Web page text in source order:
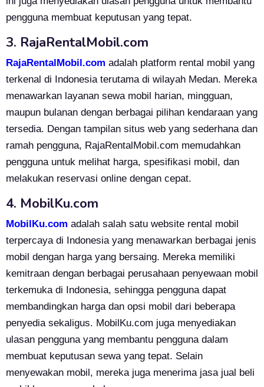
pengguna membuat keputusan yang tepat.
3. RajaRentalMobil.com
RajaRentalMobil.com adalah platform rental mobil yang
terkenal di Indonesia terutama di wilayah Medan. Mereka
menawarkan layanan sewa mobil harian, mingguan,
maupun bulanan dengan berbagai pilihan kendaraan yang
tersedia. Dengan tampilan situs web yang sederhana dan
ramah pengguna, RajaRentalMobil.com memudahkan
pengguna untuk melihat harga, spesifikasi mobil, dan
melakukan reservasi online dengan cepat.
4. MobilKu.com
MobilKu.com adalah salah satu website rental mobil
terpercaya di Indonesia yang menawarkan berbagai jenis
mobil dengan harga yang bersaing. Mereka memiliki
kemitraan dengan berbagai perusahaan penyewaan mobil
terkemuka di Indonesia, sehingga pengguna dapat
membandingkan harga dan opsi mobil dari beberapa
penyedia sekaligus. MobilKu.com juga menyediakan
ulasan pengguna yang membantu pengguna dalam
membuat keputusan sewa yang tepat. Selain
menyewakan mobil, mereka juga menerima jasa jual beli